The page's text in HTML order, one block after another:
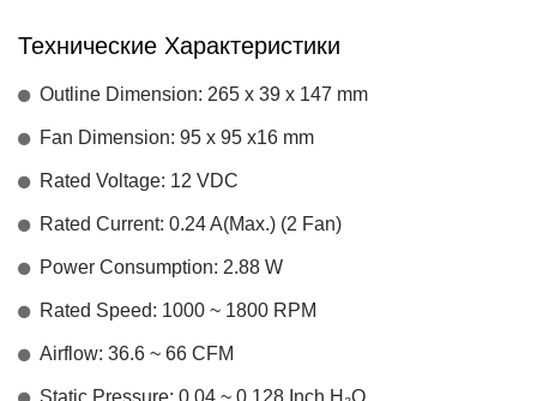
Технические Характеристики
Outline Dimension: 265 x 39 x 147 mm
Fan Dimension: 95 x 95 x16 mm
Rated Voltage: 12 VDC
Rated Current: 0.24 A(Max.) (2 Fan)
Power Consumption: 2.88 W
Rated Speed: 1000 ~ 1800 RPM
Airflow: 36.6 ~ 66 CFM